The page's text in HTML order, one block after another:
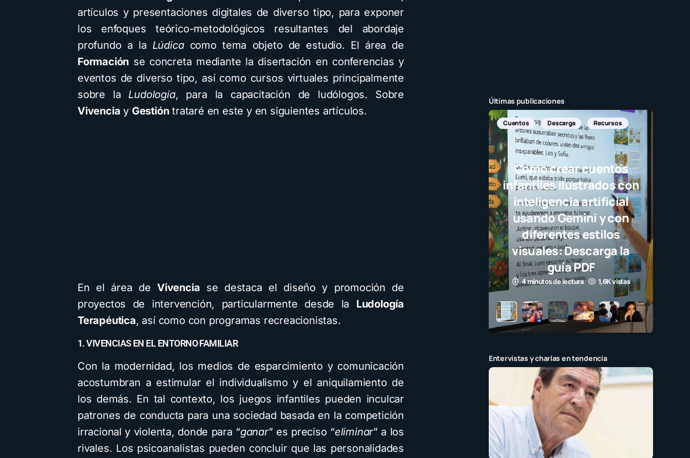
artículos y presentaciones digitales de diverso tipo, para exponer
los enfoques teórico-metodológicos resultantes del abordaje
profundo a la Lúdicacomo tema objeto de estudio. El área de
Formación se concreta mediante la disertación en conferencias y
eventos de diverso tipo, así como cursos virtuales principalmente
sobre la Ludología, para la capacitación de ludólogos. Sobre
Vivencia y Gestióntrataré en este y en siguientes artículos.
En el área de Vivencia se destaca el diseño y promoción de
proyectos de intervención, particularmente desde la Ludología
Terapéutica, así como con programas recreacionistas.
1. VIVENCIAS EN EL ENTORNO FAMILIAR
Con la modernidad, los medios de esparcimiento y comunicación
acostumbran a estimular el individualismo y el aniquilamiento de
los demás. En tal contexto, los juegos infantiles pueden inculcar
patrones de conducta para una sociedad basada en la competición
irracional y violenta, donde para “ganar” es preciso “eliminar” a los
rivales. Los psicoanalistas pueden concluir que las personalidades
Últimas publicaciones
Cuentos Descarga Recursos
Cómo crear cuentos
infantiles ilustrados con
inteligencia artificial
usando Gemini y con
diferentes estilos
visuales: Descarga la
guía PDF
4 minutos de lectura 1,6K vistas
Entervistas y charlas en tendencia